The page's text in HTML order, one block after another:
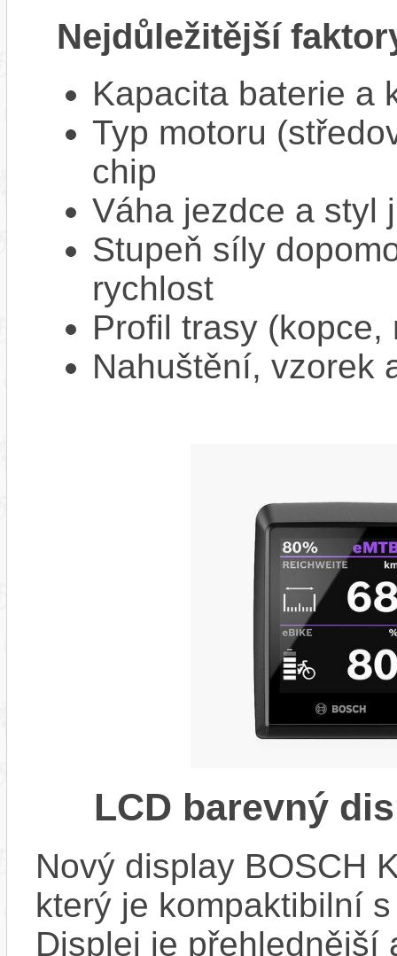
Nejdůležitější
Kapacita baterie a
Typ motoru
chip
Váha jezdce a styl
Stupeň síly
rychlost
Profil trasy
Nahuštění, vzorek
LCD barevný
Nový display BOSCH
který je kompaktibilní
Displej je přehlednější